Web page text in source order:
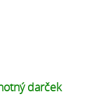
darček